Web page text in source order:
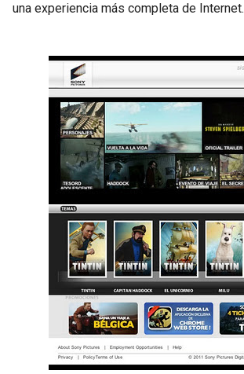
una experiencia más completa de Internet.